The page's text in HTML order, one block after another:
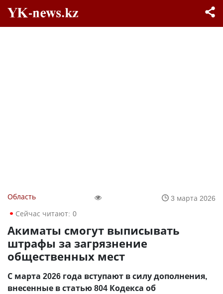
Область
3 марта 2026
Сейчас читают: 0
Акиматы смогут выписывать
штрафы за загрязнение
общественных мест
С марта 2026 года вступают в силу дополнения,
внесенные в статью 804 Кодекса об